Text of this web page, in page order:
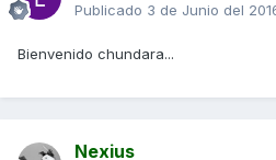
Publicado 3 de Junio del
Bienvenido chundara...
Nexius